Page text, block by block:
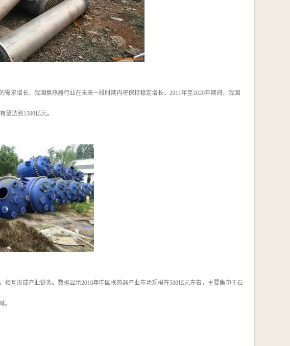
求增长，我国换热器行业在未来一段时期内将保持稳定增长，2011年至2020年期间，我国
望达到1500亿元。
互形成产业链条。数据显示2010年中国换热器产业市场规模在500亿元左右，主要集中于石
。